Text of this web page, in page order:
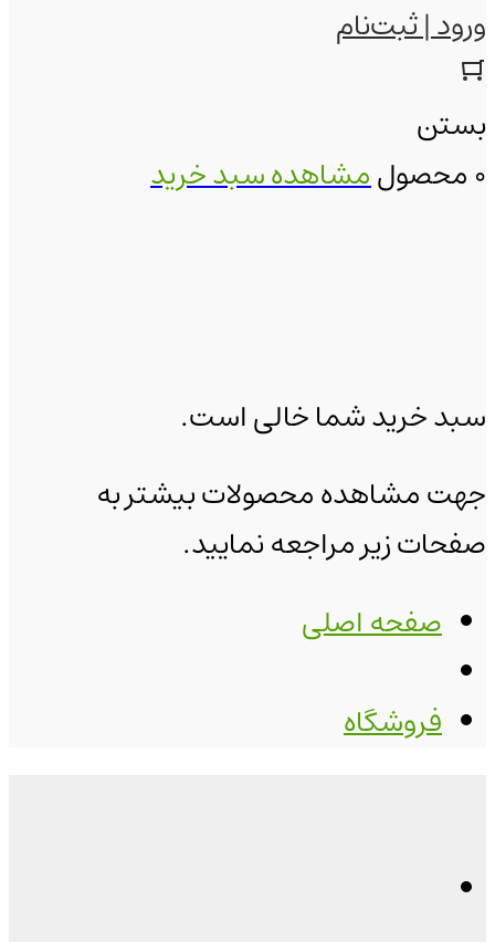
ورود | ثبت‌نام
بستن
0 محصول
مشاهده سبد خرید
سبد خرید شما خالی است.
جهت مشاهده محصولات بیشتر به
صفحات زیر مراجعه نمایید.
صفحه اصلی
فروشگاه